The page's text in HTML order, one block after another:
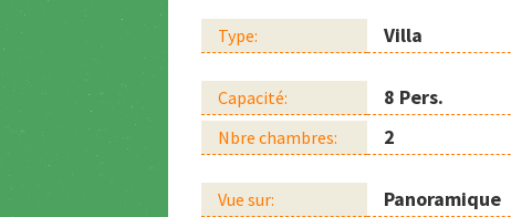
Type: Villa
Capacité: 8 Pers.
Nbre chambres: 2
Vue sur: Panoramique